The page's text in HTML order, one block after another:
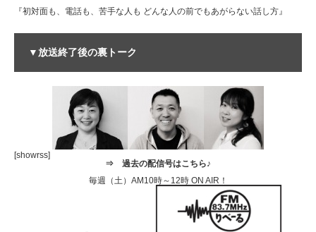
『初対面も、電話も、苦手な人も どんな人の前でもあがらない話し方』
▼放送終了後の裏トーク
[showrss]
⇒ 過去の配信号はこちら♪
毎週（土）AM10時～12時 ON AIR！